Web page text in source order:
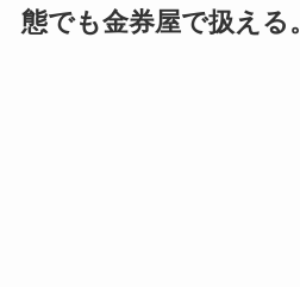
態でも金券屋で扱える。